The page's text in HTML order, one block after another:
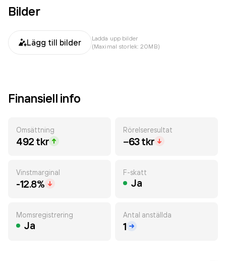
Bilder
Lägg till bilder
Ladda upp bilder
(Maximal storlek: 20MB)
Finansiell info
Omsättning
492 tkr
Rörelseresultat
−63 tkr
Vinstmarginal
-12.8%
F-skatt
Ja
Momsregistrering
Ja
Antal anställda
1